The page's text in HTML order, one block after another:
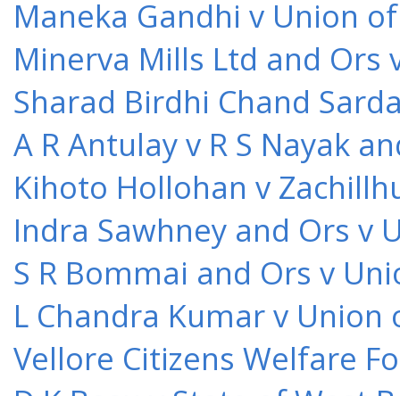
Maneka Gandhi v Union
Minerva Mills Ltd and Ors
Sharad Birdhi Chand
A R Antulay v R S Nayak
Kihoto Hollohan v
Indra Sawhney and Ors v
S R Bommai and Ors v
L Chandra Kumar v Union
Vellore Citizens Welfare